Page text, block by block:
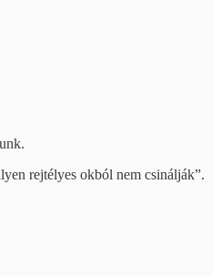
rejtélyes okból nem csinálják”.